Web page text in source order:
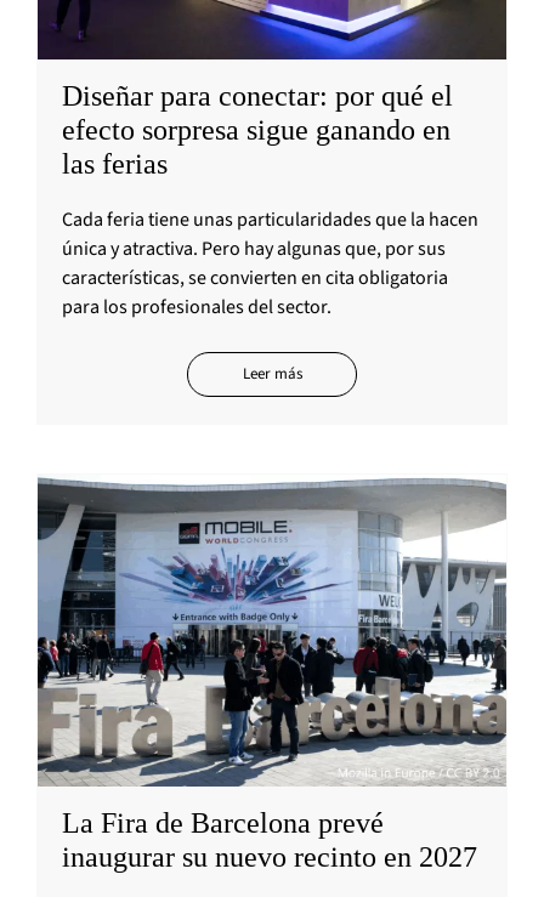
Diseñar para conectar: por qué el
efecto sorpresa sigue ganando en
las ferias
Cada feria tiene unas particularidades que la hacen
única y atractiva. Pero hay algunas que, por sus
características, se convierten en cita obligatoria
para los profesionales del sector.
Leer más
La Fira de Barcelona prevé
inaugurar su nuevo recinto en 2027